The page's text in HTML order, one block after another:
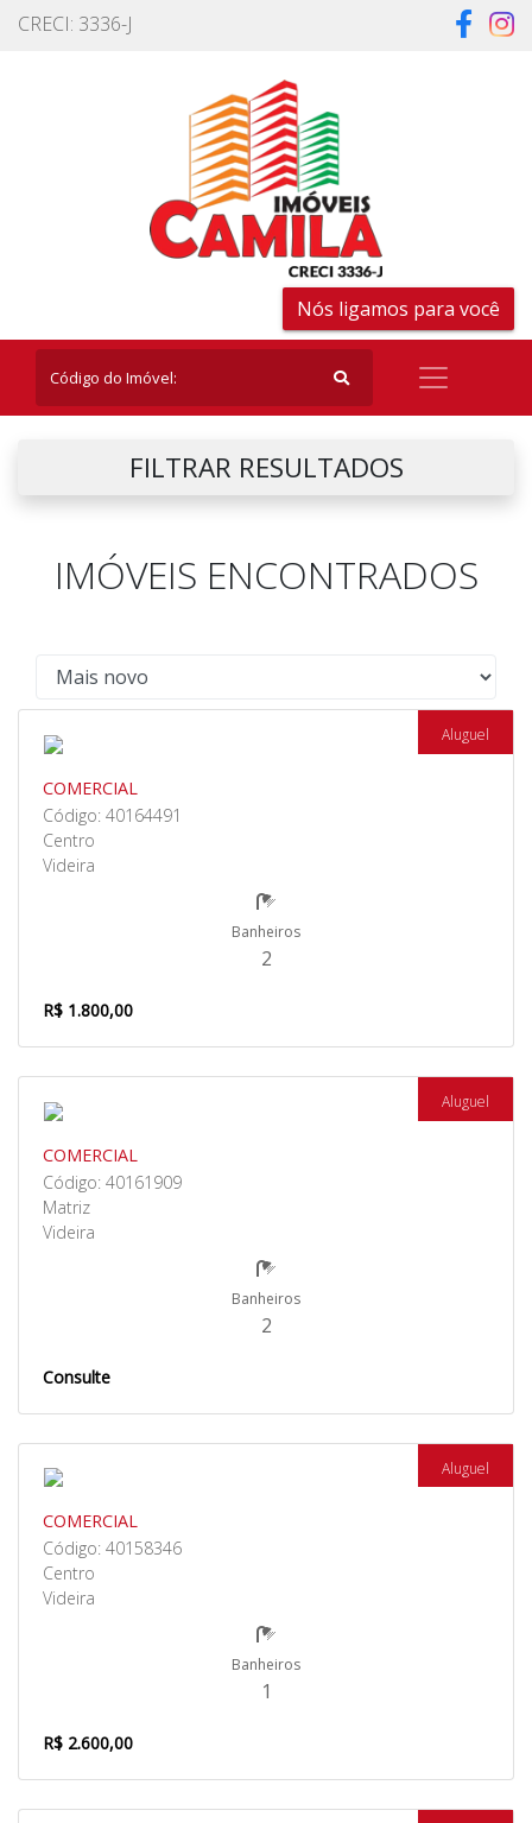
CRECI: 3336-J
Nós ligamos para você
FILTRAR RESULTADOS
IMÓVEIS ENCONTRADOS
Aluguel
COMERCIAL
Código: 40164491
Centro
Videira
Banheiros
2
R$ 1.800,00
Aluguel
COMERCIAL
Código: 40161909
Matriz
Videira
Banheiros
2
Consulte
Aluguel
COMERCIAL
Código: 40158346
Centro
Videira
Banheiros
1
R$ 2.600,00